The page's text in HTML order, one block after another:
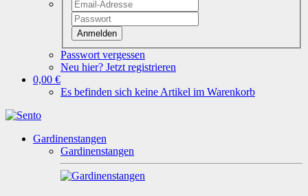
Anmelden
Passwort vergessen
Neu hier? Jetzt registrieren
0,00 €
Es befinden sich keine Artikel im Warenkorb
Gardinenstangen
Gardinenstangen